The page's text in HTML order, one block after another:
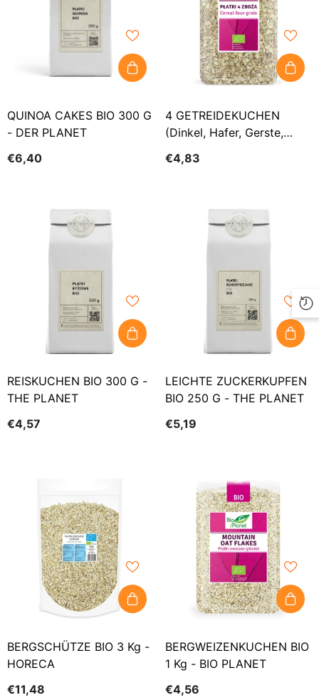
QUINOA CAKES BIO 300 G
- DER PLANET
€6,40
4 GETREIDEKUCHEN
(Dinkel, Hafer, Gerste,
PLANET
€4,83
REISKUCHEN BIO 300 G -
THE PLANET
€4,57
LEICHTE ZUCKERKUPFEN
BIO 250 G - THE PLANET
€5,19
BERGSCHÜTZE BIO 3 Kg -
HORECA
€11,48
BERGWEIZENKUCHEN BIO
1 Kg - BIO PLANET
€4,56